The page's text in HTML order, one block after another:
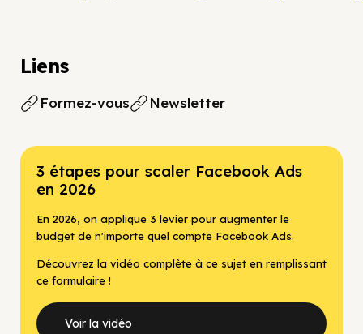
Liens
Formez-vous Newsletter
3 étapes pour scaler Facebook Ads
en 2026
En 2026, on applique 3 levier pour augmenter le
budget de n'importe quel compte Facebook Ads.
Découvrez la vidéo complète à ce sujet en remplissant
ce formulaire !
Voir la vidéo